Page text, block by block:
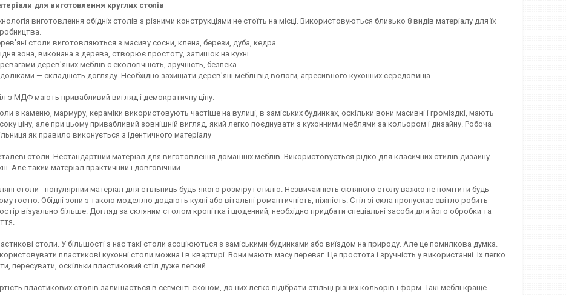
для виготовлення круглих столів
виготовлення обідніх столів з різними конструкціями не стоїть на місці. Використовуються близько 8 видів матеріалу для їх
столи виготовляються з масиву сосни, клена, берези, дуба, кедра.
зона, виконана з дерева, створює простоту, затишок на кухні.
дерев'яних меблів є екологічність, зручність, безпека.
— складність догляду. Необхідно захищати дерев'яні меблі від вологи, агресивного кухонних середовища.
з МДФ мають привабливий вигляд і демократичну ціну.
з каменю, мармуру, кераміки використовують частіше на вулиці, в заміських будинках, оскільки вони масивні і громіздкі, мають
ціну, але при цьому привабливий зовнішній вигляд, який легко поєднувати з кухонними меблями за кольором і дизайну. Робоча
як правило виконується з ідентичного матеріалу
столи. Нестандартний матеріал для виготовлення домашніх меблів. Використовується рідко для класичних стилів дизайну
Але такий матеріал практичний і довговічний.
столи - популярний матеріал для стільниць будь-якого розміру і стилю. Незвичайність скляного столу важко не помітити будь-
гостю. Обідні зони з такою моделлю додають кухні або вітальні романтичність, ніжність. Стіл зі скла пропускає світло робить
візуально більше. Догляд за скляним столом кропітка і щоденний, необхідно придбати спеціальні засоби для його обробки та
столи. У більшості з нас такі столи асоціюються з заміськими будинками або виїздом на природу. Але це помилкова думка.
пластикові кухонні столи можна і в квартирі. Вони мають масу переваг. Це простота і зручність у використанні. Їх легко
пересувати, оскільки пластиковий стіл дуже легкий.
пластикових столів залишається в сегменті економ, до них легко підібрати стільці різних кольорів і форм. Такі меблі краще